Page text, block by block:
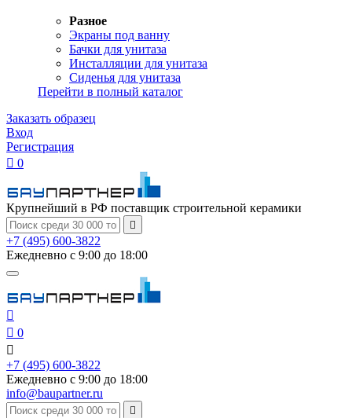
Разное
Экраны под ванну
Бачки для унитаза
Инсталляции для унитаза
Сиденья для унитаза
Перейти в полный каталог
Заказать образец
Вход
Регистрация
 0
Крупнейший в РФ поставщик строительной керамики

+7 (495) 600-3822
Ежедневно с 9:00 до 18:00

 0

+7 (495) 600-3822
Ежедневно с 9:00 до 18:00
info@baupartner.ru
